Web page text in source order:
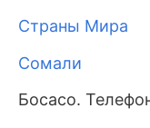
Страны Мира
Сомали
Босасо.